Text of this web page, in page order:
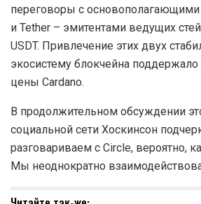
переговоры с
и Tether – эмитентами ведущих
USDT. Привлечение этих двух
экосистему блокчейна
цены Cardano.
В продолжительном обсуждении
социальной сети Хоскинсон
разговариваем с Circle, вероятно,
Мы неоднократно